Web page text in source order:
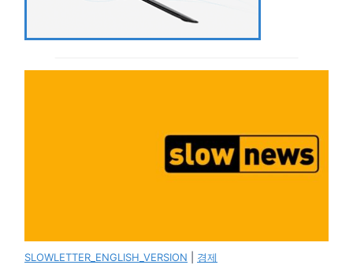
SLOWLETTER_ENGLISH_VERSION 경제